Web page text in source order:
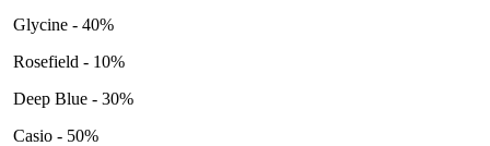
Glycine - 40%
Rosefield - 10%
Deep Blue - 30%
Casio - 50%